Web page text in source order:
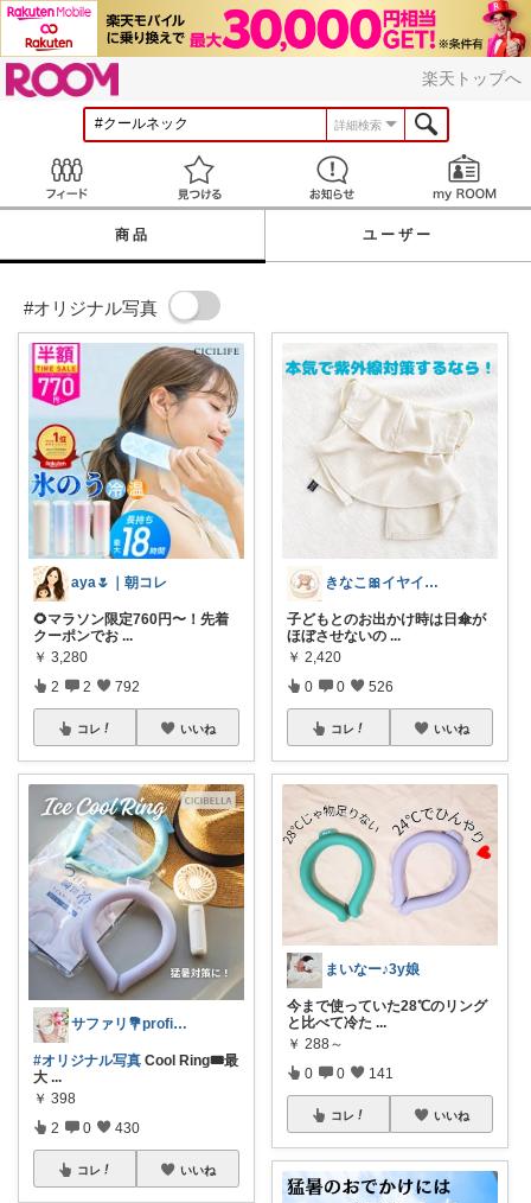
楽天トップへ
詳細検索
見つける お知らせ
商品 ユーザー
#オリジナル写真
aya🌷｜朝コレ
🌻マラソン限定760円〜！先着
クーポンでお ...
￥ 3,280
2 2 792
コレ いいね
サファリ‎💐profileにてお礼
#オリジナル写真 Cool Ring🎟最
大 ...
￥ 398
2 0 430
コレ いいね
きなこ🎀イヤイヤ期育児中
子どもとのお出かけ時は日傘が
ほぼさせないの ...
￥ 2,420
0 0 526
コレ いいね
まいなー♪3y娘
今まで使っていた28℃のリング
と比べて冷た ...
￥ 288～
0 0 141
コレ いいね